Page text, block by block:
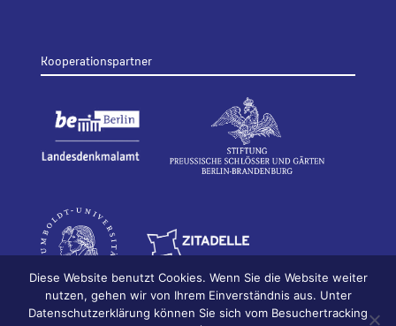
Kooperationspartner
Diese Website benutzt Cookies. Wenn Sie die Website weiter
nutzen, gehen wir von Ihrem Einverständnis aus. Unter
Datenschutzerklärung können Sie sich vom Besuchertracking